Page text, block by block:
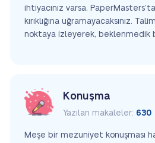
ihtiyacınız varsa,
kırıklığına uğramayacaksınız.
noktaya izleyerek, beklenmedik
Konuşma
Yazılan makaleler: 630
Meşe bir mezuniyet konuşması